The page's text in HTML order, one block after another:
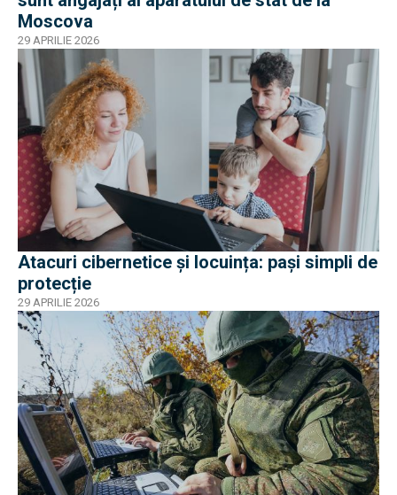
Moscova
29 APRILIE 2026
Atacuri cibernetice și locuința: pași simpli de
protecție
29 APRILIE 2026